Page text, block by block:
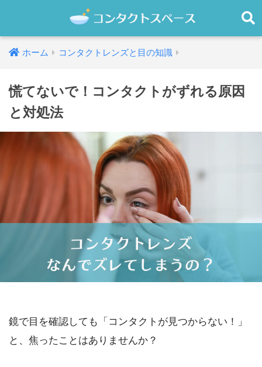
ホーム コンタクトレンズと目の知識
慌てないで！コンタクトがずれる原因
と対処法
鏡で目を確認しても「コンタクトが見つからない！」
と、焦ったことはありませんか？